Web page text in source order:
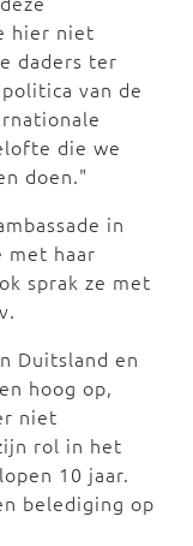
hier niet
daders ter
van de
die we
doen."
in
met haar
sprak ze met
Duitsland en
hoog op,
niet
rol in het
10 jaar.
belediging op